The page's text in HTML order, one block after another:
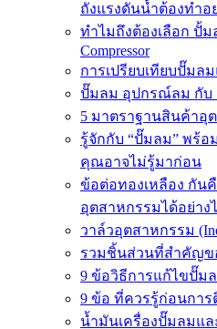
ถังแรงดันน้ำต้องทำอ
ทำไมถึงต้องเลือก ปั้ม
Compressor
การเปรียบเทียบปั๊มล
ปั๊มลม อุปกรณ์ลม กับ
5 มาตราฐานสินค้าอุ
รู้จักกับ “ปั๊มลม” พร้อ
คุณอาจไม่รู้มาก่อน
ข้อต่อทองเหลือง กัน
อุตสาหกรรมได้อย่าง
วาล์วอุตสาหกรรม
รวมชิ้นส่วนที่สำคัญข
9 ข้อวิธีการแก้ไขปั๊ม
9 ข้อ ที่ควรรู้ก่อนกา
น้ำมันเครื่องปั๊มลมแล